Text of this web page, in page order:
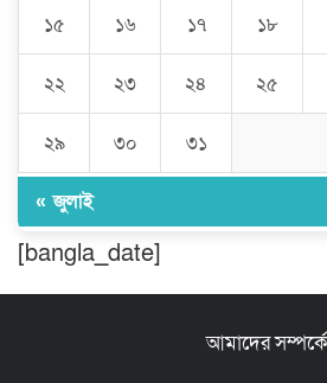
মন্ত্রীর নাম
ফেন্সিডিল ও ৩২
মাদকবিরোধী
১৫ ১৬ ১৭ ১৮
২২ ২৩ ২৪ ২৫
২৯ ৩০ ৩১
« জুলাই
[bangla_date]
আমাদের সম্পর্কে